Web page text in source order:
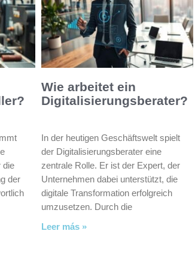
die
der
Wie arbeitet ein
Digitalisierungsberater?
In der heutigen Geschäftswelt spielt
der Digitalisierungsberater eine
zentrale Rolle. Er ist der Expert, der
Unternehmen dabei unterstützt, die
digitale Transformation erfolgreich
umzusetzen. Durch die
Leer más »